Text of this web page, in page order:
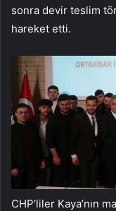
sonra devir teslim
hareket etti.
CHP’liler Kaya’nın